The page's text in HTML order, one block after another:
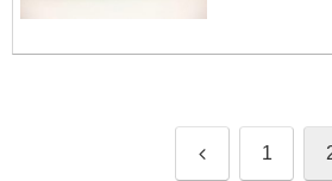
模型だけでは
前 1